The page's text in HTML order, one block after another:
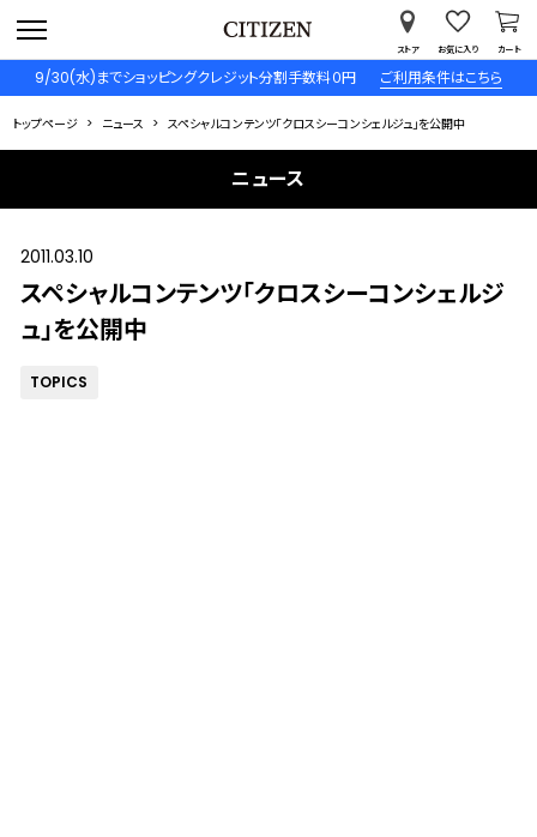
9/30(水)までショッピングクレジット分割手数料０円 ご利用条件はこちら
ストア お気に入り カート
トップページ ニュース スペシャルコンテンツ「クロスシーコンシェルジュ」を公開中
ニュース
2011.03.10
スペシャルコンテンツ「クロスシーコンシェルジ
ュ」を公開中
TOPICS